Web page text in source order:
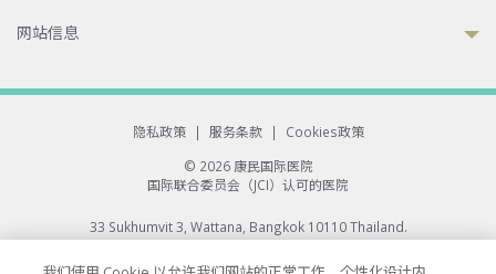
网站信息
隐私政策 | 服务条款 |
Cookies政策
© 2026 康民国际医院
国际联合委员会（JCI）认可的医院
33 Sukhumvit 3, Wattana, Bangkok 10110 Thailand.
All rights reserved.